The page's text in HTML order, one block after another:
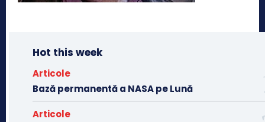
Hot this week
Articole
Bază permanentă a NASA pe Lună
Articole